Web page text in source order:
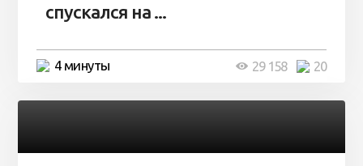
спускался на ...
4 минуты 20
29 158